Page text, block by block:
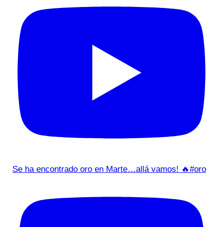
Se ha encontrado oro en Marte…allá vamos! 🔥#oro